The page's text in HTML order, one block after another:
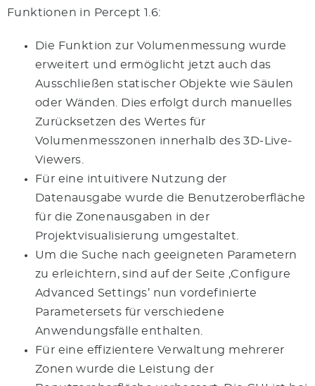
Funktionen in Percept 1.6:
Die Funktion zur Volumenmessung wurde
erweitert und ermöglicht jetzt auch das
Ausschließen statischer Objekte wie Säulen
oder Wänden. Dies erfolgt durch manuelles
Zurücksetzen des Wertes für
Volumenmesszonen innerhalb des 3D-Live-
Viewers.
Für eine intuitivere Nutzung der
Datenausgabe wurde die Benutzeroberfläche
für die Zonenausgaben in der
Projektvisualisierung umgestaltet.
Um die Suche nach geeigneten Parametern
zu erleichtern, sind auf der Seite ‚Configure
Advanced Settings’ nun vordefinierte
Parametersets für verschiedene
Anwendungsfälle enthalten.
Für eine effizientere Verwaltung mehrerer
Zonen wurde die Leistung der